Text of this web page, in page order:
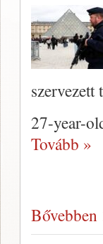
27-year-
Tovább »
Bővebben